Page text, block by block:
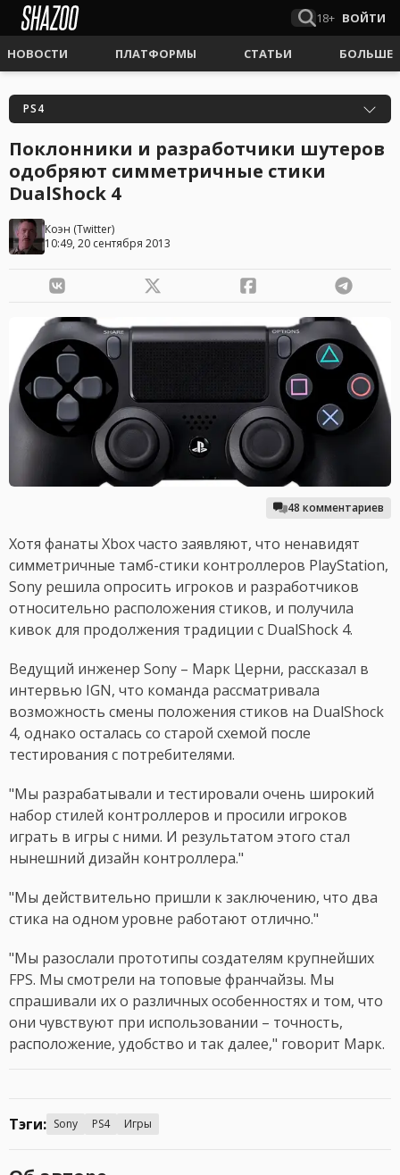
18+ ВОЙТИ
НОВОСТИ ПЛАТФОРМЫ СТАТЬИ БОЛЬШЕ
PS4
Поклонники и разработчики шутеров
одобряют симметричные стики
DualShock 4
Коэн (Twitter)
10:49, 20 сентября 2013
48 комментариев
Хотя фанаты Xbox часто заявляют, что ненавидят
симметричные тамб-стики контроллеров PlayStation,
Sony решила опросить игроков и разработчиков
относительно расположения стиков, и получила
кивок для продолжения традиции с DualShock 4.
Ведущий инженер Sony – Марк Церни, рассказал в
интервью IGN, что команда рассматривала
возможность смены положения стиков на DualShock
4, однако осталась со старой схемой после
тестирования с потребителями.
"Мы разрабатывали и тестировали очень широкий
набор стилей контроллеров и просили игроков
играть в игры с ними. И результатом этого стал
нынешний дизайн контроллера."
"Мы действительно пришли к заключению, что два
стика на одном уровне работают отлично."
"Мы разослали прототипы создателям крупнейших
FPS. Мы смотрели на топовые франчайзы. Мы
спрашивали их о различных особенностях и том, что
они чувствуют при использовании – точность,
расположение, удобство и так далее," говорит Марк.
Тэги: Sony PS4 Игры